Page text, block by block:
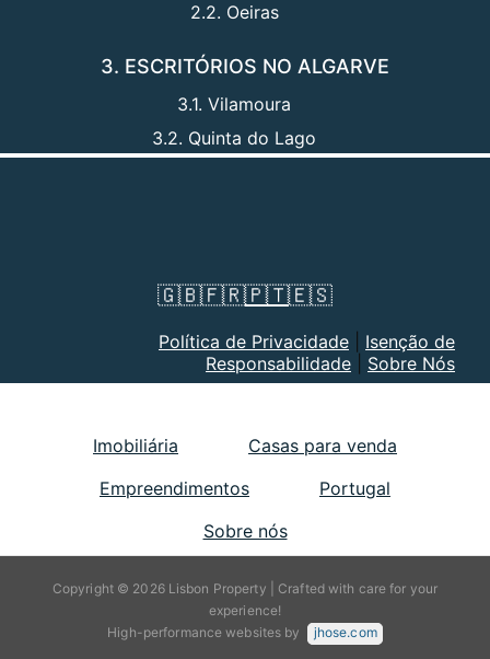
2.2. Oeiras
3. ESCRITÓRIOS NO ALGARVE
3.1. Vilamoura
3.2. Quinta do Lago
🇬🇧🇫🇷🇵🇹🇪🇸
Política de Privacidade
Isenção de
Responsabilidade
Sobre Nós
Imobiliária
Casas para venda
Empreendimentos
Portugal
Sobre nós
Copyright © 2026 Lisbon Property | Crafted with care for your
experience!
High-performance websites by
jhose.com